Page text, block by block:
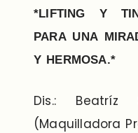
*LIFTING Y
PARA UNA
Y HERMOSA.*
Dis.: Beatríz
(Maquilladora